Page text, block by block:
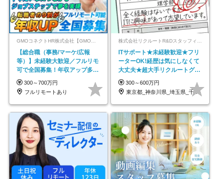
GMOコネクトHR株式会社【GMOインターネットグループ】
【総合職（事務/マーケ/広報
等）】未経験大歓迎／フルリモ
可で全国募集！年収アップ多数
★年休最大130日★
300～700万円
フルリモートあり
ITサポート★未経験歓迎★フリ
ーターOK!経歴は気にしなくて
大丈夫★超大手リクルートグル
ープの正社員/sg
300～600万円
東京都_神奈川県_埼玉県_千葉県_大阪府…